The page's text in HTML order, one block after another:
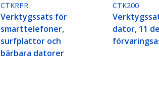
CTKRPR
Verktygssats för
smarttelefoner,
surfplattor och
bärbara datorer
CTK200
dator, 11